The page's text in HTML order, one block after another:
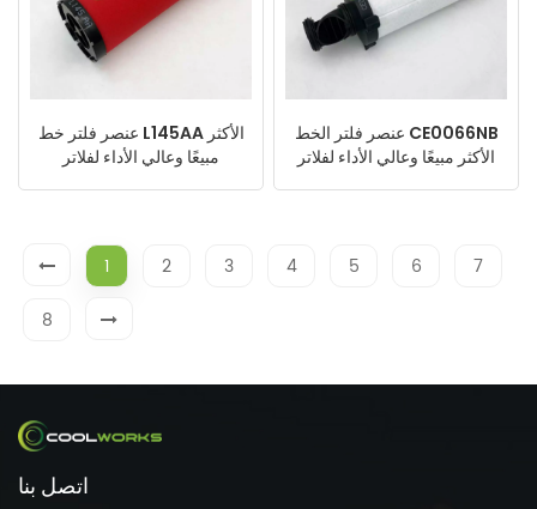
عنصر فلتر خط L145AA الأكثر
مبيعًا وعالي الأداء لفلاتر
عنصر فلتر الخط CE0066NB
الأكثر مبيعًا وعالي الأداء لفلاتر
1 2 3 4 5 6
7
8
اتصل بنا